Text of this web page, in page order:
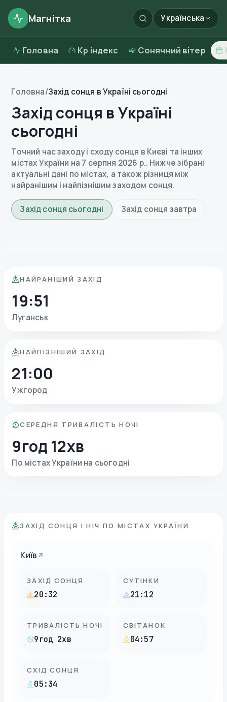
Магнітка Українська
Головна Kp індекс Сонячний вітер
Головна/Захід сонця в Україні сьогодні
Захід сонця в Україні
сьогодні
Точний час заходу і сходу сонця в Києві та інших
містах України на 7 серпня 2026 р.. Нижче зібрані
актуальні дані по містах, а також різниця між
найранішим і найпізнішим заходом сонця.
Захід сонця сьогодні Захід сонця завтра
НАЙРАНІШИЙ ЗАХІД
19:51
Луганськ
НАЙПІЗНІШИЙ ЗАХІД
21:00
Ужгород
СЕРЕДНЯ ТРИВАЛІСТЬ НОЧІ
9год 12хв
По містах України на сьогодні
ЗАХІД СОНЦЯ І НІЧ ПО МІСТАХ УКРАЇНИ
Київ
ЗАХІД СОНЦЯ
20:32
СУТІНКИ
21:12
ТРИВАЛІСТЬ НОЧІ
9год 2хв
СВІТАНОК
04:57
СХІД СОНЦЯ
05:34